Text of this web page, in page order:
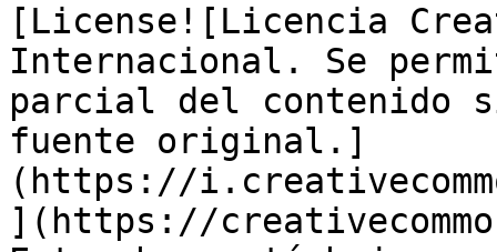
[License![Licencia
Internacional. Se
parcial del contenido
fuente original.]
(https://
](https://